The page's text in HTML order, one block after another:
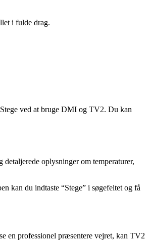
i fulde drag.
ved at bruge DMI og TV2. Du kan
oplysninger om temperaturer,
kan du indtaste “Stege” i søgefeltet og få
en professionel præsentere vejret, kan TV2